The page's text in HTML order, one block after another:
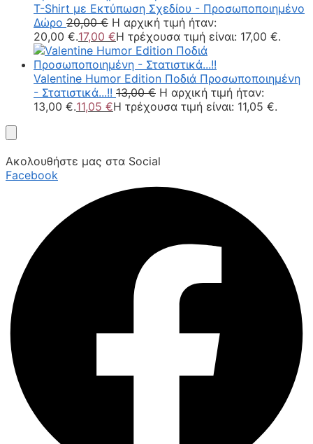
T-Shirt με Εκτύπωση Σχεδίου - Προσωποποιημένο
Δώρο 20,00€ Η αρχική τιμή ήταν:
20,00 €.17,00 €Η τρέχουσα τιμή είναι: 17,00 €.
Valentine Humor Edition Ποδιά Προσωποποιημένη
- Στατιστικά...!! 13,00€ Η αρχική τιμή ήταν:
13,00 €.11,05 €Η τρέχουσα τιμή είναι: 11,05 €.
Ακολουθήστε μας στα Social
Facebook